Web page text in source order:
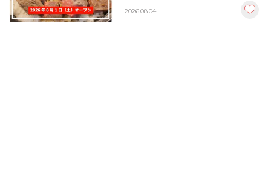
2026.08.04